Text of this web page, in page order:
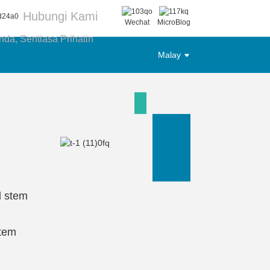
Hubungi Kami Wechat MicroBlog
Sentiasa Prihatin
Malay
stem